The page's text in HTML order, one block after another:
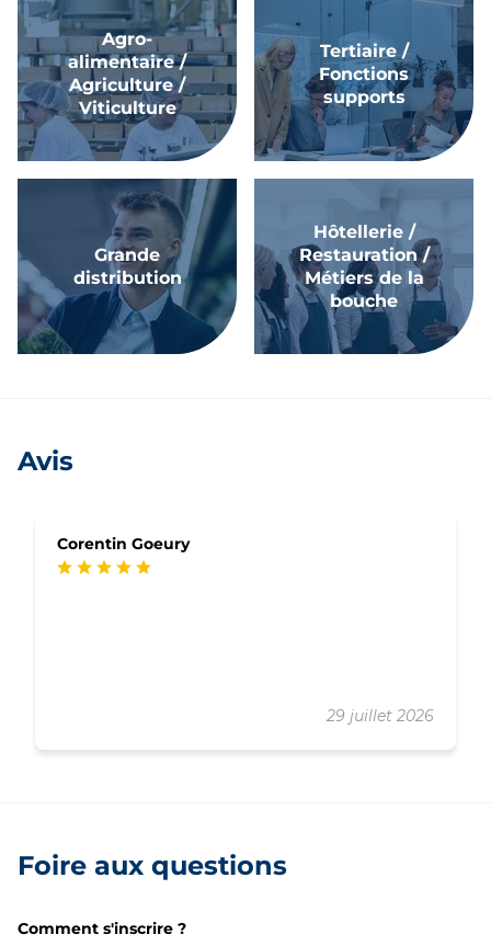
Agro-
alimentaire /
Agriculture /
Viticulture
Tertiaire /
Fonctions
supports
Grande
distribution
Hôtellerie /
Restauration /
Métiers de la
bouche
Avis
Corentin Goeury
29 juillet 2026
Foire aux questions
Comment s'inscrire ?